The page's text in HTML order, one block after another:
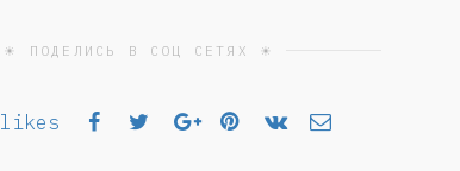
☀ ПОДЕЛИСЬ В СОЦ СЕТЯХ ☀
likes